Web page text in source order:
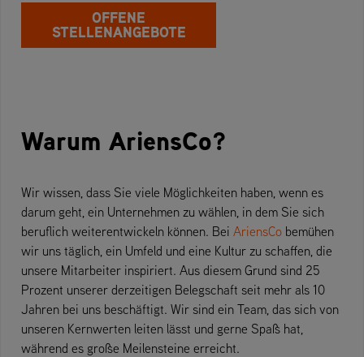
OFFENE
STELLENANGEBOTE
Warum AriensCo?
Wir wissen, dass Sie viele Möglichkeiten haben, wenn es
darum geht, ein Unternehmen zu wählen, in dem Sie sich
beruflich weiterentwickeln können. Bei AriensCo bemühen
wir uns täglich, ein Umfeld und eine Kultur zu schaffen, die
unsere Mitarbeiter inspiriert. Aus diesem Grund sind 25
Prozent unserer derzeitigen Belegschaft seit mehr als 10
Jahren bei uns beschäftigt. Wir sind ein Team, das sich von
unseren Kernwerten leiten lässt und gerne Spaß hat,
während es große Meilensteine erreicht.